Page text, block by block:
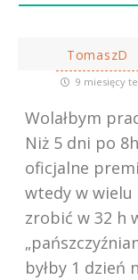
TomaszD
9 miesięcy
Wolałbym
Niż 5 dni po
oficjalne
wtedy w wielu
zrobić w 32 h
byłby 1 dzień